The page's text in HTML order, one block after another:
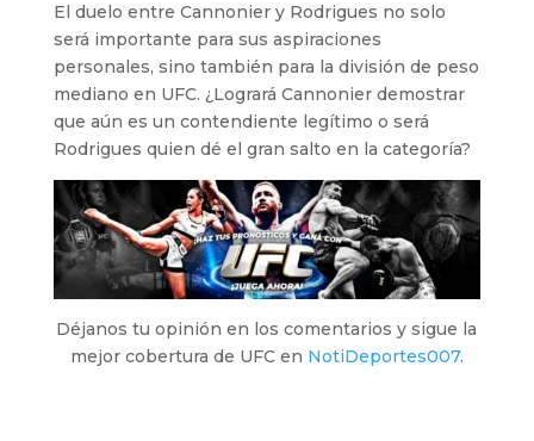
El duelo entre Cannonier y Rodrigues no solo
será importante para sus aspiraciones
personales, sino también para la división de peso
mediano en UFC. ¿Logrará Cannonier demostrar
que aún es un contendiente legítimo o será
Rodrigues quien dé el gran salto en la categoría?
Déjanos tu opinión en los comentarios y sigue la
mejor cobertura de UFC en NotiDeportes007.